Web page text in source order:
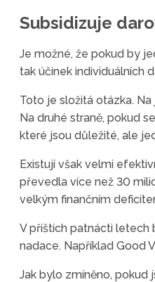
Subsidizuje
Je možné, že pokud by
tak účinek individuálních
Toto je složitá otázka.
Na druhé straně, pokud
které jsou důležité, ale
Existují však velmi
převedla více než 30
velkým finančním
V příštích patnácti letech
nadace. Například Good
Jak bylo zmíněno, pokud